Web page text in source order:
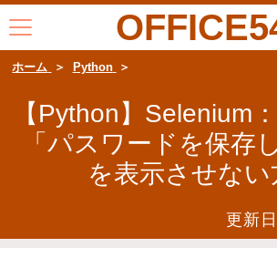
ホーム Python
【Python】Selenium
「パスワードを保存
を表示させない
更新日